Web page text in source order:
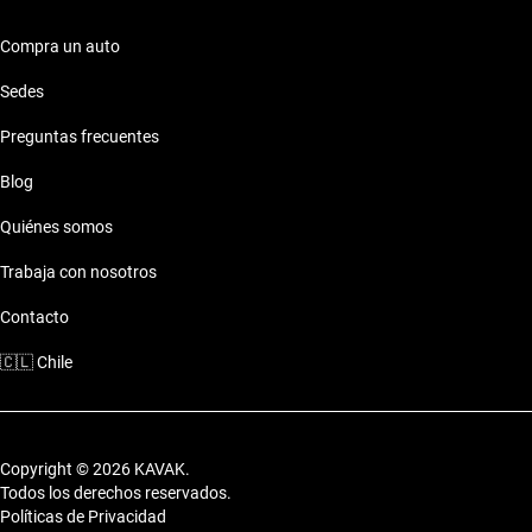
Combustible: Consumo optimizado
Conectividad: Tecnología moderna
Estilo de vida con Mg Gt 2014 Híbrido
Los autos de Mg Gt 2014 Híbrido se ajustan a cualquier estilo
familiares.
Compra un auto
Sedes
Preguntas frecuentes
Blog
Quiénes somos
Trabaja con nosotros
Contacto
🇨🇱Chile
Copyright © 2026 KAVAK.
Todos los derechos reservados.
Políticas de Privacidad